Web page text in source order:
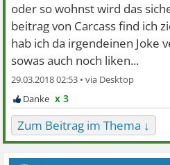
oder so wohnst wird das
beitrag von Carcass find ich
hab ich da irgendeinen Joke
sowas auch noch liken...
29.03.2018 02:53 •
x 3
Zum Beitrag im Thema ↓